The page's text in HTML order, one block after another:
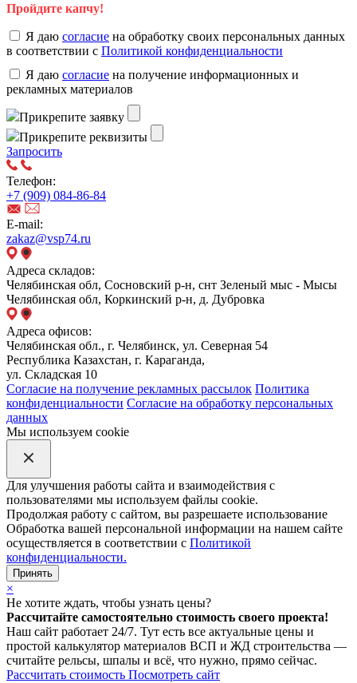
Пройдите капчу!
Я даю согласие на обработку своих персональных данных
в соответствии с Политикой конфиденциальности
Я даю согласие на получение информационных и
рекламных материалов
Прикрепите заявку
Прикрепите реквизиты
Запросить
Телефон:
+7 (909) 084-86-84
E-mail:
zakaz@vsp74.ru
Адреса складов:
Челябинская обл, Сосновский р-н, снт Зеленый мыс - Мысы
Челябинская обл, Коркинский р-н, д. Дубровка
Адреса офисов:
Челябинская обл., г. Челябинск, ул. Северная 54
Республика Казахстан, г. Караганда,
ул. Складская 10
Согласие на получение рекламных рассылок Политика
конфиденциальности Согласие на обработку персональных
данных
Мы используем cookie
Для улучшения работы сайта и взаимодействия с
пользователями мы используем файлы cookie.
Продолжая работу с сайтом, вы разрешаете использование
Обработка вашей персональной информации на нашем сайте
осуществляется в соответствии с Политикой
конфиденциальности.
Принять
×
Не хотите ждать, чтобы узнать цены?
Рассчитайте самостоятельно стоимость своего проекта!
Наш сайт работает 24/7. Тут есть все актуальные цены и
простой калькулятор материалов ВСП и ЖД строительства —
считайте рельсы, шпалы и всё, что нужно, прямо сейчас.
Рассчитать стоимость Посмотреть сайт